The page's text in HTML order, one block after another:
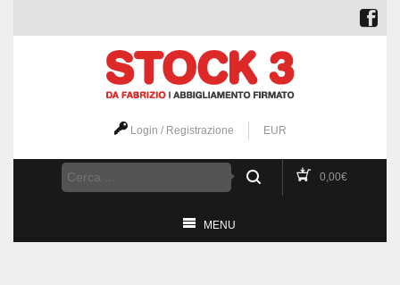
Login / Registrazione EUR
0,00€
MENU